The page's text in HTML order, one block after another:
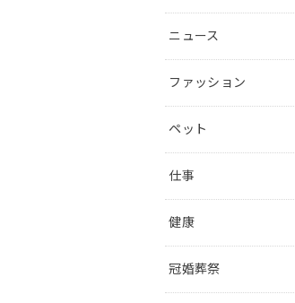
ニュース
ファッション
ペット
仕事
健康
冠婚葬祭